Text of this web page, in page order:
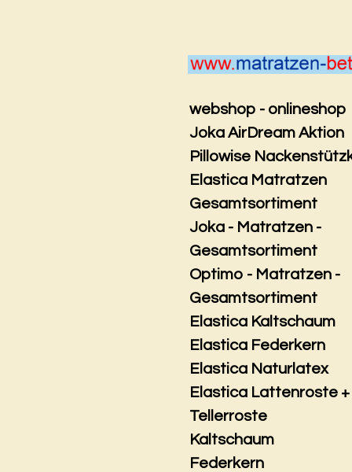
webshop - onlineshop
Joka AirDream Aktion
Pillowise
Elastica Matratzen
Gesamtsortiment
Joka - Matratzen -
Gesamtsortiment
Optimo - Matratzen -
Gesamtsortiment
Elastica Kaltschaum
Elastica Federkern
Elastica Naturlatex
Elastica Lattenroste +
Tellerroste
Kaltschaum
Federkern